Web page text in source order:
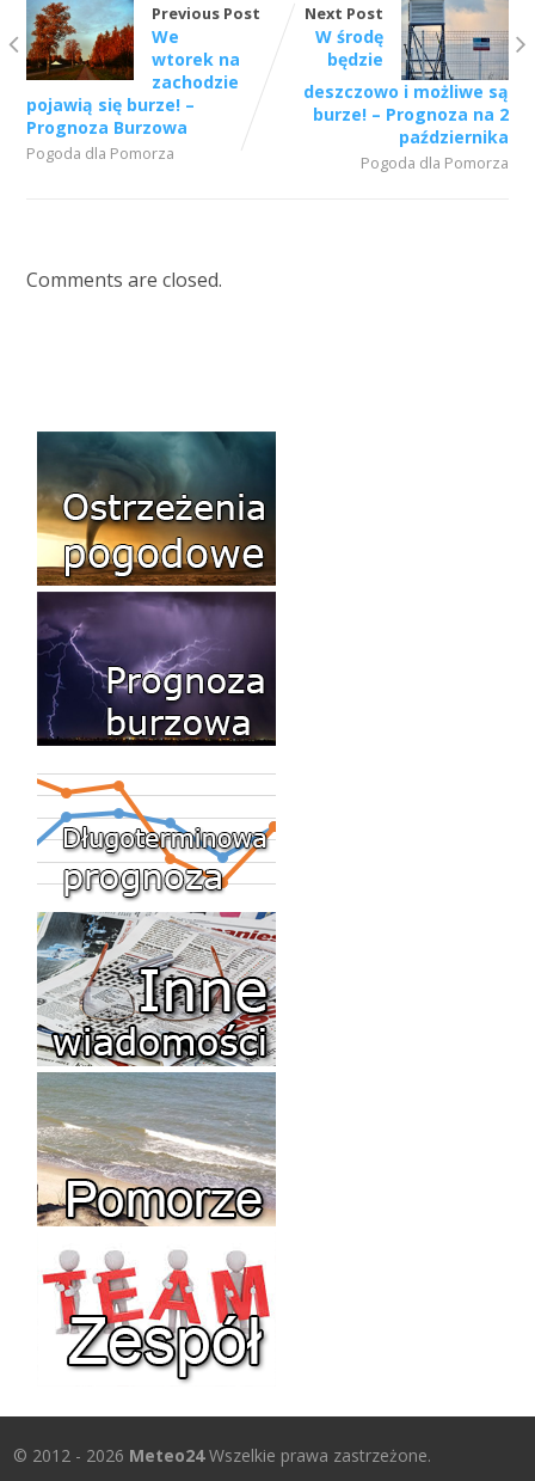
Previous Post
We
wtorek na
zachodzie
pojawią się burze! –
Prognoza Burzowa
Pogoda dla Pomorza
Next Post
W środę
będzie
deszczowo i możliwe są
burze! – Prognoza na 2
października
Pogoda dla Pomorza
Comments are closed.
© 2012 - 2026 Meteo24Wszelkie prawa zastrzeżone.